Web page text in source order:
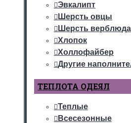
Эвкалипт
Шерсть овцы
Шерсть верблюда
Хлопок
Холлофайбер
Другие
ТЕПЛОТА ОДЕЯЛ
Теплые
Всесезонные